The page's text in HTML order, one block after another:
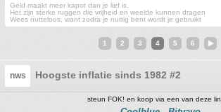
Geld maakt meer kapot dan je lief is.
Het zijn sterke ruggen die vrijheid en weelde kunnen dragen
Wees nutteloos, want zodra je nuttig bent wordt je gebruikt
1 2 3 4 5 6
nws Hoogste inflatie sinds 1982 #2
steun FOK! en koop via een van deze